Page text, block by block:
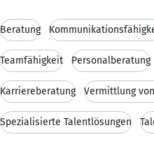
Beratung
Teamfähigkeit Personalberatung
Karriereberatung Vermittlung
Spezialisierte Talentlösungen